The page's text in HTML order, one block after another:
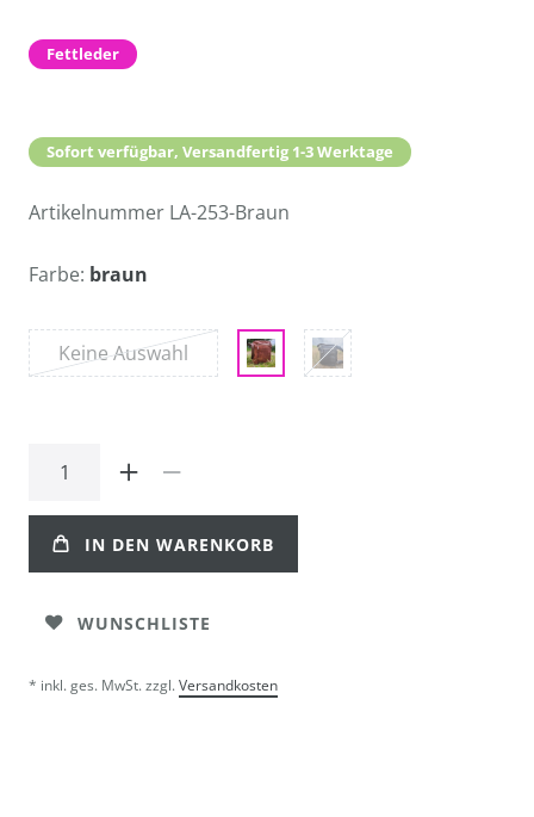
Fettleder
Sofort verfügbar, Versandfertig 1-3 Werktage
Artikelnummer LA-253-Braun
Farbe: braun
Keine Auswahl
IN DEN WARENKORB
WUNSCHLISTE
* inkl. ges. MwSt. zzgl.Versandkosten